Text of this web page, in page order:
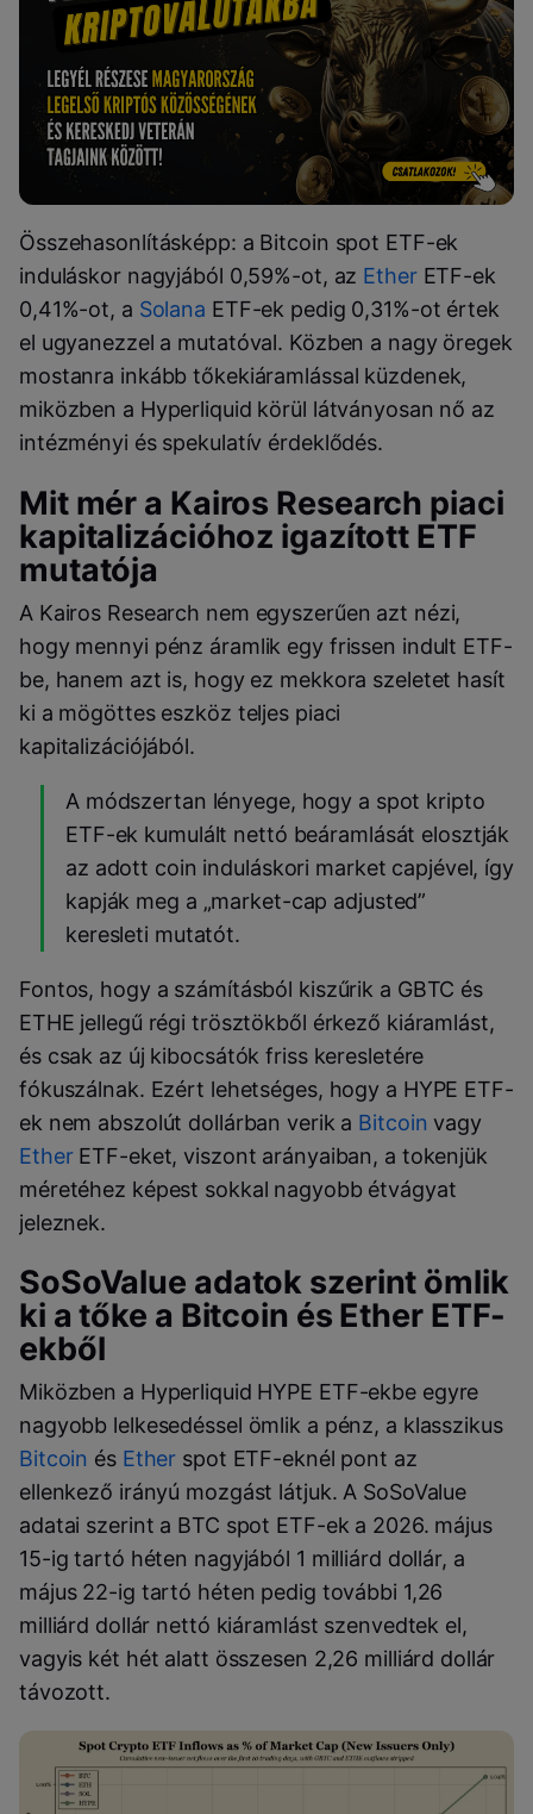
Összehasonlításképp: a Bitcoin spot ETF-ek
induláskor nagyjából 0,59%-ot, az EtherETF-ek
0,41%-ot, a Solana ETF-ek pedig 0,31%-ot értek
el ugyanezzel a mutatóval. Közben a nagy öregek
mostanra inkább tőkekiáramlással küzdenek,
miközben a Hyperliquid körül látványosan nő az
intézményi és spekulatív érdeklődés.
Mit mér a Kairos Research piaci
kapitalizációhoz igazított ETF
mutatója
A Kairos Research nem egyszerűen azt nézi,
hogy mennyi pénz áramlik egy frissen indult ETF-
be, hanem azt is, hogy ez mekkora szeletet hasít
ki a mögöttes eszköz teljes piaci
kapitalizációjából.
A módszertan lényege, hogy a spot kripto
ETF-ek kumulált nettó beáramlását elosztják
az adott coin induláskori market capjével, így
kapják meg a „market-cap adjusted”
keresleti mutatót.
Fontos, hogy a számításból kiszűrik a GBTC és
ETHE jellegű régi trösztökből érkező kiáramlást,
és csak az új kibocsátók friss keresletére
fókuszálnak. Ezért lehetséges, hogy a HYPE ETF-
ek nem abszolút dollárban verik a Bitcoin vagy
EtherETF-eket, viszont arányaiban, a tokenjük
méretéhez képest sokkal nagyobb étvágyat
jeleznek.
SoSoValue adatok szerint ömlik
ki a tőke a Bitcoin és Ether ETF-
ekből
Miközben a Hyperliquid HYPE ETF-ekbe egyre
nagyobb lelkesedéssel ömlik a pénz, a klasszikus
Bitcoin és Ether spot ETF-eknél pont az
ellenkező irányú mozgást látjuk. A SoSoValue
adatai szerint a BTC spot ETF-ek a 2026. május
15-ig tartó héten nagyjából 1 milliárd dollár, a
május 22-ig tartó héten pedig további 1,26
milliárd dollár nettó kiáramlást szenvedtek el,
vagyis két hét alatt összesen 2,26 milliárd dollár
távozott.